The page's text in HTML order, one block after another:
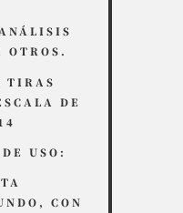
OTROS.
TIRAS
DE
USO:
CON